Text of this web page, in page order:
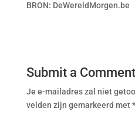
BRON: DeWereldMorgen.be
Submit a Comment
Je e-mailadres zal niet
velden zijn gemarkeerd met*